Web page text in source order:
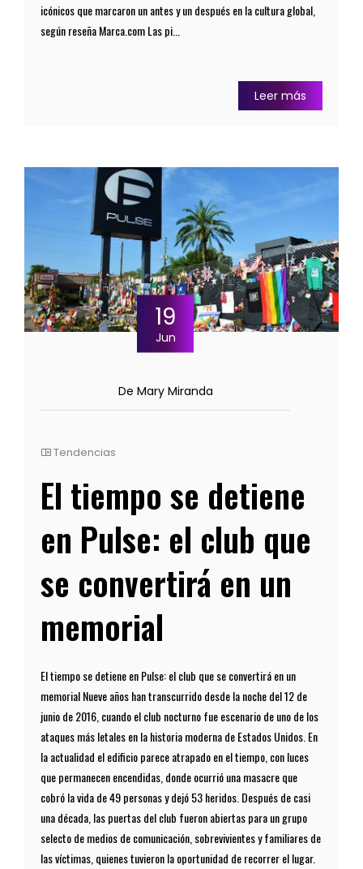
icónicos que marcaron un antes y un después en la cultura global,
según reseña Marca.com Las pi...
Leer más
19
Jun
De Mary Miranda
Tendencias
El tiempo se detiene
en Pulse: el club que
se convertirá en un
memorial
El tiempo se detiene en Pulse: el club que se convertirá en un
memorial Nueve años han transcurrido desde la noche del 12 de
junio de 2016, cuando el club nocturno fue escenario de uno de los
ataques más letales en la historia moderna de Estados Unidos. En
la actualidad el edificio parece atrapado en el tiempo, con luces
que permanecen encendidas, donde ocurrió una masacre que
cobró la vida de 49 personas y dejó 53 heridos. Después de casi
una década, las puertas del club fueron abiertas para un grupo
selecto de medios de comunicación, sobrevivientes y familiares de
las víctimas, quienes tuvieron la oportunidad de recorrer el lugar.